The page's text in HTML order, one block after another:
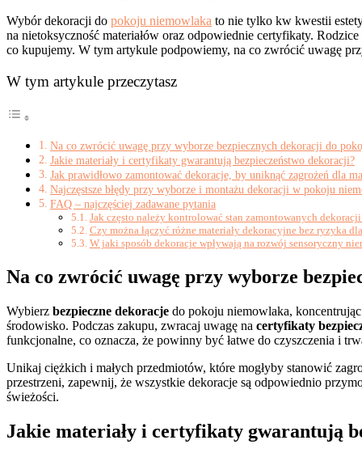
Wybór dekoracji do pokoju niemowlaka to nie tylko kw kwestii
na nietoksyczność materiałów oraz odpowiednie certyfikaty.
co kupujemy. W tym artykule podpowiemy, na co zwrócić uwagę
W tym artykule przeczytasz
Na co zwrócić uwagę przy wyborze bezpiecznych dekoracji do
Jakie materiały i certyfikaty gwarantują bezpieczeństwo dekoracji?
Jak prawidłowo zamontować dekoracje, by uniknąć zagrożeń dla
Najczęstsze błędy przy wyborze i montażu dekoracji w pokoju
FAQ – najczęściej zadawane pytania
Jak często należy kontrolować stan zamontowanych
Czy można łączyć różne materiały dekoracyjne bez ryzyka
W jaki sposób dekoracje wpływają na rozwój sensoryczny
Na co zwrócić uwagę przy wyborze
Wybierz bezpieczne dekoracje do pokoju niemowlaka,
środowisko. Podczas zakupu, zwracaj uwagę na certyfikaty
funkcjonalne, co oznacza, że powinny być łatwe do czyszczenia i
Unikaj ciężkich i małych przedmiotów, które mogłyby stanowić
przestrzeni, zapewnij, że wszystkie dekoracje są odpowiednio
świeżości.
Jakie materiały i certyfikaty gwarantują